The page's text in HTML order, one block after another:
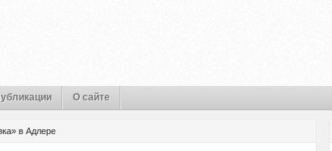
О сайте
в Адлере